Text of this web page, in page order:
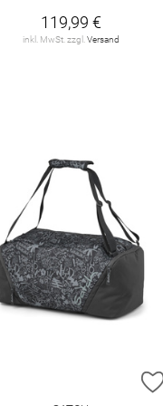
119,99 €
inkl. MwSt. zzgl. Versand